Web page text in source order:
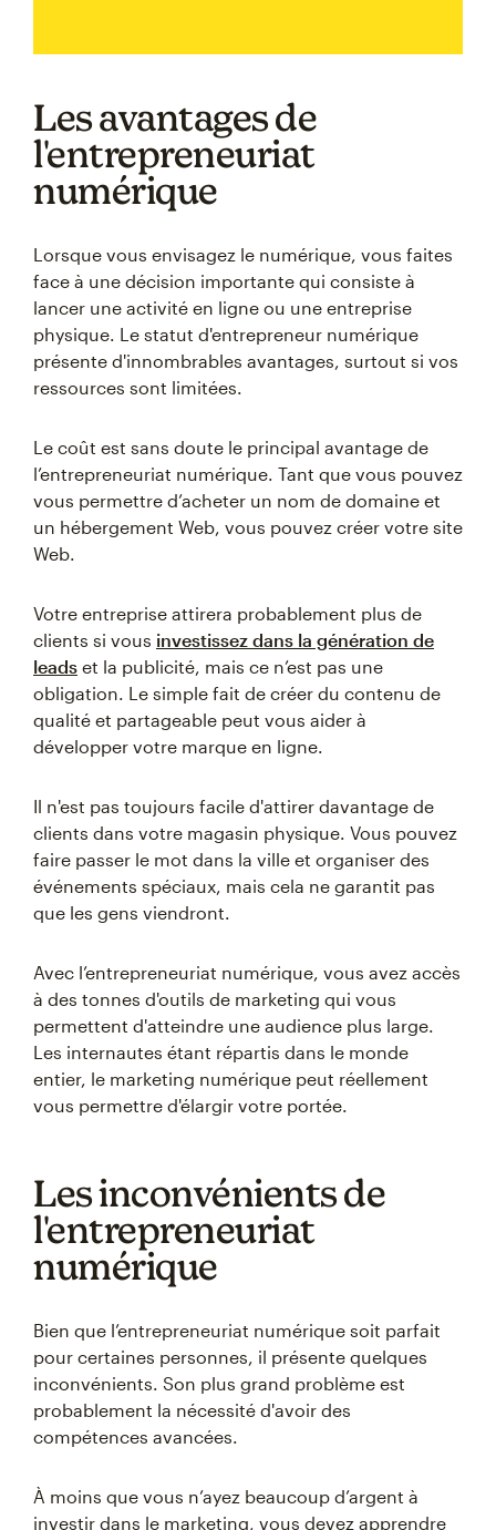
Les avantages de
l'entrepreneuriat
numérique
Lorsque vous envisagez le numérique, vous faites
face à une décision importante qui consiste à
lancer une activité en ligne ou une entreprise
physique. Le statut d'entrepreneur numérique
présente d'innombrables avantages, surtout si vos
ressources sont limitées.
Le coût est sans doute le principal avantage de
l’entrepreneuriat numérique. Tant que vous pouvez
vous permettre d’acheter un nom de domaine et
un hébergement Web, vous pouvez créer votre site
Web.
Votre entreprise attirera probablement plus de
clients si vous investissez dans la génération de
leads et la publicité, mais ce n’est pas une
obligation. Le simple fait de créer du contenu de
qualité et partageable peut vous aider à
développer votre marque en ligne.
Il n'est pas toujours facile d'attirer davantage de
clients dans votre magasin physique. Vous pouvez
faire passer le mot dans la ville et organiser des
événements spéciaux, mais cela ne garantit pas
que les gens viendront.
Avec l’entrepreneuriat numérique, vous avez accès
à des tonnes d'outils de marketing qui vous
permettent d'atteindre une audience plus large.
Les internautes étant répartis dans le monde
entier, le marketing numérique peut réellement
vous permettre d'élargir votre portée.
Les inconvénients de
l'entrepreneuriat
numérique
Bien que l’entrepreneuriat numérique soit parfait
pour certaines personnes, il présente quelques
inconvénients. Son plus grand problème est
probablement la nécessité d'avoir des
compétences avancées.
À moins que vous n’ayez beaucoup d’argent à
investir dans le marketing, vous devez apprendre